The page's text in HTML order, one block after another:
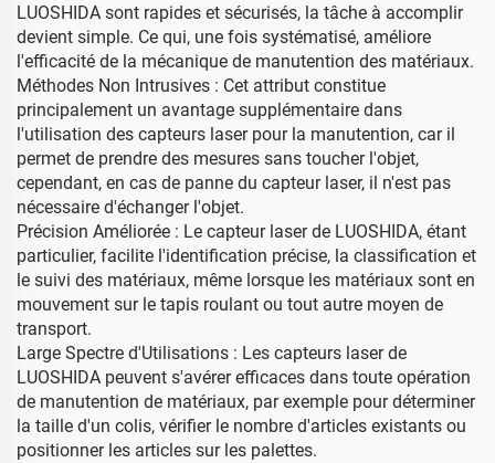
LUOSHIDA sont rapides et sécurisés, la tâche à accomplir
devient simple. Ce qui, une fois systématisé, améliore
l'efficacité de la mécanique de manutention des matériaux.
Méthodes Non Intrusives : Cet attribut constitue
principalement un avantage supplémentaire dans
l'utilisation des capteurs laser pour la manutention, car il
permet de prendre des mesures sans toucher l'objet,
cependant, en cas de panne du capteur laser, il n'est pas
nécessaire d'échanger l'objet.
Précision Améliorée : Le capteur laser de LUOSHIDA, étant
particulier, facilite l'identification précise, la classification et
le suivi des matériaux, même lorsque les matériaux sont en
mouvement sur le tapis roulant ou tout autre moyen de
transport.
Large Spectre d'Utilisations : Les capteurs laser de
LUOSHIDA peuvent s'avérer efficaces dans toute opération
de manutention de matériaux, par exemple pour déterminer
la taille d'un colis, vérifier le nombre d'articles existants ou
positionner les articles sur les palettes.